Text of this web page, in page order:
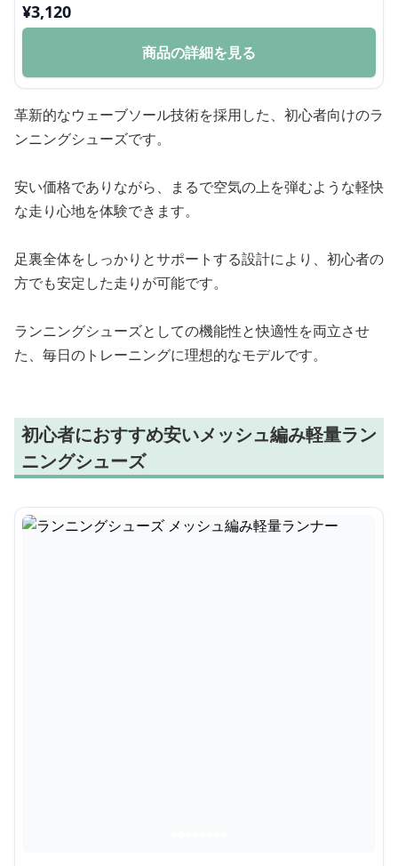
¥3,120
商品の詳細を見る
革新的なウェーブソール技術を採用した、初心者向けのラ
ンニングシューズです。
安い価格でありながら、まるで空気の上を弾むような軽快
な走り心地を体験できます。
足裏全体をしっかりとサポートする設計により、初心者の
方でも安定した走りが可能です。
ランニングシューズとしての機能性と快適性を両立させ
た、毎日のトレーニングに理想的なモデルです。
初心者におすすめ安いメッシュ編み軽量ラン
ニングシューズ